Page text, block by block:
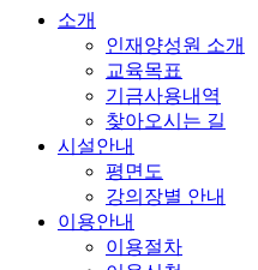
소개
인재양성원 소개
교육목표
기금사용내역
찾아오시는 길
시설안내
평면도
강의장별 안내
이용안내
이용절차